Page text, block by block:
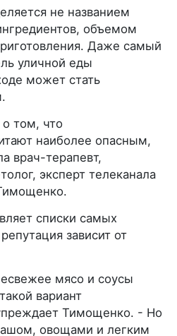
не названием
объемом
Даже самый
уличной еды
может стать
о том, что
наиболее опасным,
врач-терапевт,
эксперт телеканала
списки самых
зависит от
мясо и соусы
вариант
Тимощенко. - Но
овощами и легким